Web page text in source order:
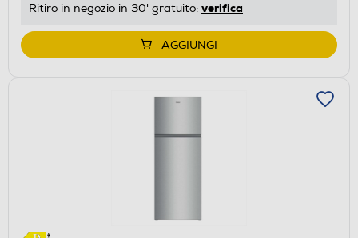
Ritiro in negozio in 30' gratuito: verifica
AGGIUNGI